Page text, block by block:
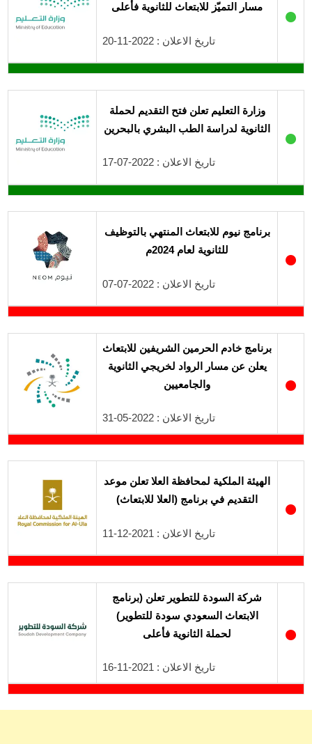
●
مسار التميّز للابتعاث للثانوية فأعلى
تاريخ الاعلان : 2022-11-20
●
وزارة التعليم تعلن فتح التقديم لحملة
الثانوية لدراسة الطب البشري بالبحرين
تاريخ الاعلان : 2022-07-17
●
برنامج نيوم للابتعاث المنتهي بالتوظيف
للثانوية لعام 2024م
تاريخ الاعلان : 2022-07-07
●
برنامج خادم الحرمين الشريفين للابتعاث
يعلن عن مسار الرواد لخريجي الثانوية
والجامعيين
تاريخ الاعلان : 2022-05-31
●
الهيئة الملكية لمحافظة العلا تعلن موعد
التقديم في برنامج (العلا للابتعاث)
تاريخ الاعلان : 2021-12-11
●
شركة السودة للتطوير تعلن (برنامج
الابتعاث السعودي سودة للتطوير)
لحملة الثانوية فأعلى
تاريخ الاعلان : 2021-11-16